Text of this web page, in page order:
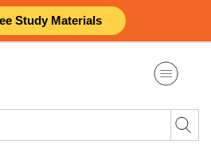
Study Materials